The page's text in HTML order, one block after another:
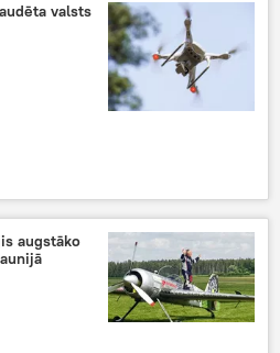
valsts
augstāko